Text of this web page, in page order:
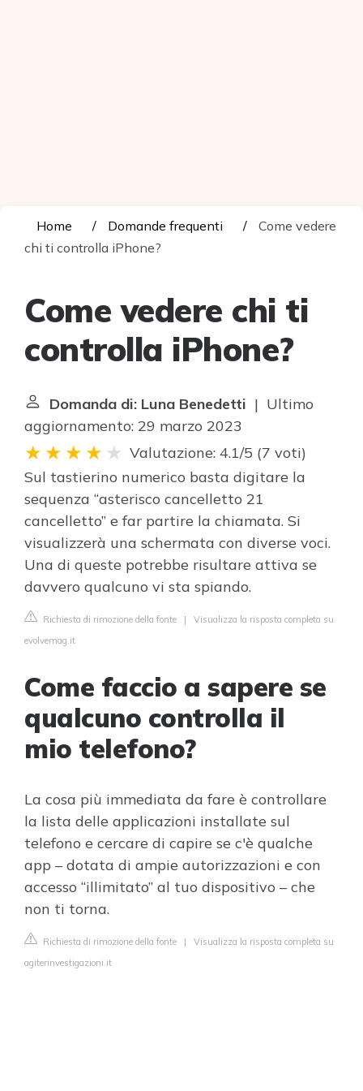
Home Domande frequenti
Come vedere
chi ti controlla iPhone?
Come vedere chi ti
controlla iPhone?
Domanda di: Luna Benedetti | Ultimo
aggiornamento: 29 marzo 2023
Valutazione: 4.1/5 (7 voti)
Sul tastierino numerico basta digitare la
sequenza “asterisco cancelletto 21
cancelletto” e far partire la chiamata. Si
visualizzerà una schermata con diverse voci.
Una di queste potrebbe risultare attiva se
davvero qualcuno vi sta spiando.
Richiesta di rimozione della fonte | Visualizza la risposta completa su
evolvemag.it
Come faccio a sapere se
qualcuno controlla il
mio telefono?
La cosa più immediata da fare è controllare
la lista delle applicazioni installate sul
telefono e cercare di capire se c'è qualche
app – dotata di ampie autorizzazioni e con
accesso “illimitato” al tuo dispositivo – che
non ti torna.
Richiesta di rimozione della fonte | Visualizza la risposta completa su
agiterinvestigazioni.it